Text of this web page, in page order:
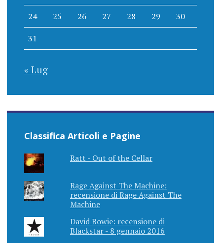
24 25 26 27 28 29 30
31
« Lug
Classifica Articoli e Pagine
Ratt - Out of the Cellar
Rage Against The Machine:
recensione di Rage Against The
Machine
David Bowie: recensione di
Blackstar - 8 gennaio 2016